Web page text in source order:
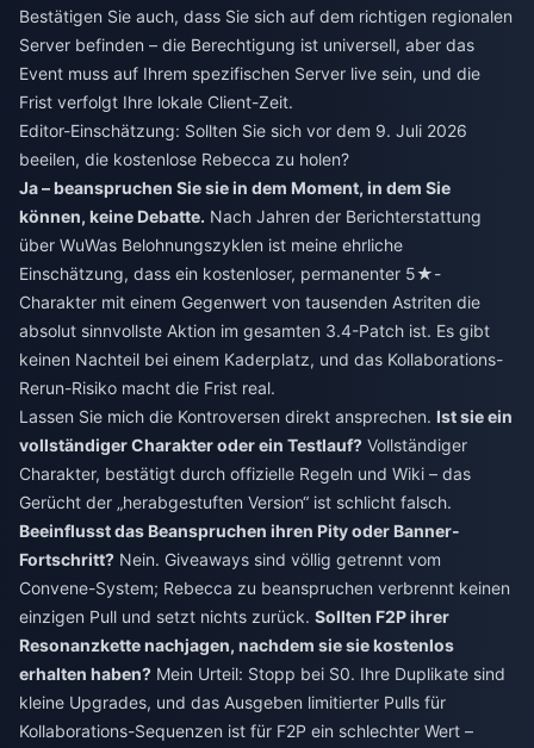
Bestätigen Sie auch, dass Sie sich auf dem richtigen regionalen
Server befinden – die Berechtigung ist universell, aber das
Event muss auf Ihrem spezifischen Server live sein, und die
Frist verfolgt Ihre lokale Client-Zeit.
Editor-Einschätzung: Sollten Sie sich vor dem 9. Juli 2026
beeilen, die kostenlose Rebecca zu holen?
Ja – beanspruchen Sie sie in dem Moment, in dem Sie
können, keine Debatte. Nach Jahren der Berichterstattung
über WuWas Belohnungszyklen ist meine ehrliche
Einschätzung, dass ein kostenloser, permanenter 5★-
Charakter mit einem Gegenwert von tausenden Astriten die
absolut sinnvollste Aktion im gesamten 3.4-Patch ist. Es gibt
keinen Nachteil bei einem Kaderplatz, und das Kollaborations-
Rerun-Risiko macht die Frist real.
Lassen Sie mich die Kontroversen direkt ansprechen. Ist sie ein
vollständiger Charakter oder ein Testlauf? Vollständiger
Charakter, bestätigt durch offizielle Regeln und Wiki – das
Gerücht der „herabgestuften Version“ ist schlicht falsch.
Beeinflusst das Beanspruchen ihren Pity oder Banner-
Fortschritt? Nein. Giveaways sind völlig getrennt vom
Convene-System; Rebecca zu beanspruchen verbrennt keinen
einzigen Pull und setzt nichts zurück. Sollten F2P ihrer
Resonanzkette nachjagen, nachdem sie sie kostenlos
erhalten haben? Mein Urteil: Stopp bei S0. Ihre Duplikate sind
kleine Upgrades, und das Ausgeben limitierter Pulls für
Kollaborations-Sequenzen ist für F2P ein schlechter Wert –